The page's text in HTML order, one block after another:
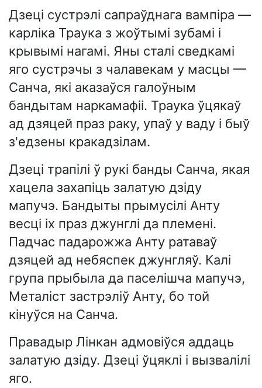
Дзеці сустрэлі сапраўднага вампіра —
карліка Траука з жоўтымі зубамі і
крывымі нагамі. Яны сталі сведкамі
яго сустрэчы з чалавекам у масцы —
Санча, які аказаўся галоўным
бандытам наркамафіі. Траука ўцякаў
ад дзяцей праз раку, упаў у ваду і быў
з'едзены кракадзілам.
Дзеці трапілі ў рукі банды Санча, якая
хацела захапіць залатую дзіду
мапучэ. Бандыты прымусілі Анту
весці іх праз джунглі да племені.
Падчас падарожжа Анту ратаваў
дзяцей ад небяспек джунгляў. Калі
група прыбыла да паселішча мапучэ,
Металіст застрэліў Анту, бо той
кінуўся на Санча.
Правадыр Лінкан адмовіўся аддаць
залатую дзіду. Дзеці ўцяклі і вызвалілі
яго.